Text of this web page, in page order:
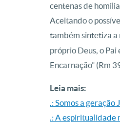
centenas de
Aceitando o
também sintetiza a
próprio Deus, o
Encarnação” (Rm
Leia mais:
.: Somos a geração
.: A espiritualidade